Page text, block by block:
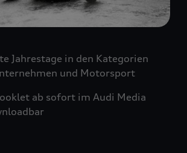
Jahrestage in den Kategorien
und Motorsport
ab sofort im Audi Media